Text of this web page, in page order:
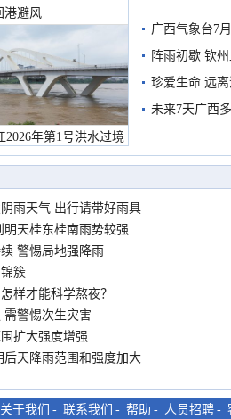
港避风
2026年第1号洪水过境
岸见证汛况
广西气象台7
阵雨初歇 钦
珍爱生命 远
未来7天广西
雨天气 出行请带好雨具
明天桂东桂南雨势较强
警惕局地强降雨
簇
样才能科学熬夜？
需警惕次生灾害
扩大强度增强
后天降雨范围和强度加大
关于我们 - 联系我们 - 帮助 - 人员招聘 -